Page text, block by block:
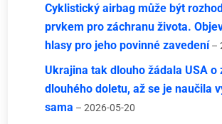
Cyklistický airbag může být
prvkem pro záchranu života.
hlasy pro jeho povinné zavedení –
Ukrajina tak dlouho žádala USA o
dlouhého doletu, až se je naučila
sama – 2026-05-20